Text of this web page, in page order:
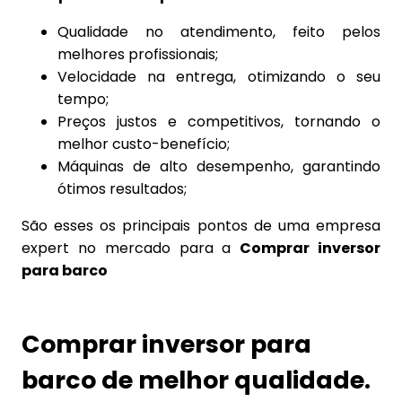
Qualidade no atendimento, feito pelos
melhores profissionais;
Velocidade na entrega, otimizando o seu
tempo;
Preços justos e competitivos, tornando o
melhor custo-benefício;
Máquinas de alto desempenho, garantindo
ótimos resultados;
São esses os principais pontos de uma empresa
expert no mercado para a Comprar inversor
para barco
Comprar inversor para
barco de melhor qualidade.